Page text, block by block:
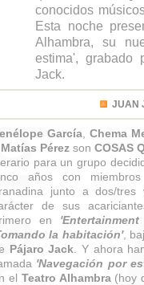
conocidos
Esta noche
Alhambra, su
estima', grabado
Jack.
JUAN
García, Chema
Matías Pérez son COSAS
para un grupo
años con
junto a dos/tres
de sus
en 'Entertainment
la habitación',
Pájaro Jack . Y ahora
'Navegación por
el Teatro Alhambra(hoy